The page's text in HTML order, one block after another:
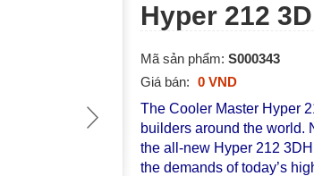
Hyper 212
Mã sản phẩm: S000343
Giá bán: 0 VND
The Cooler Master Hyper
builders around the world.
the all-new Hyper 212
the demands of today’s